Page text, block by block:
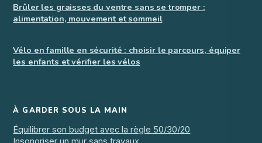
Brûler les graisses du ventre sans se tromper :
alimentation, mouvement et sommeil
Vélo en famille en sécurité : choisir le parcours, équiper
les enfants et vérifier les vélos
À GARDER SOUS LA MAIN
Équilibrer son budget avec la règle 50/30/20